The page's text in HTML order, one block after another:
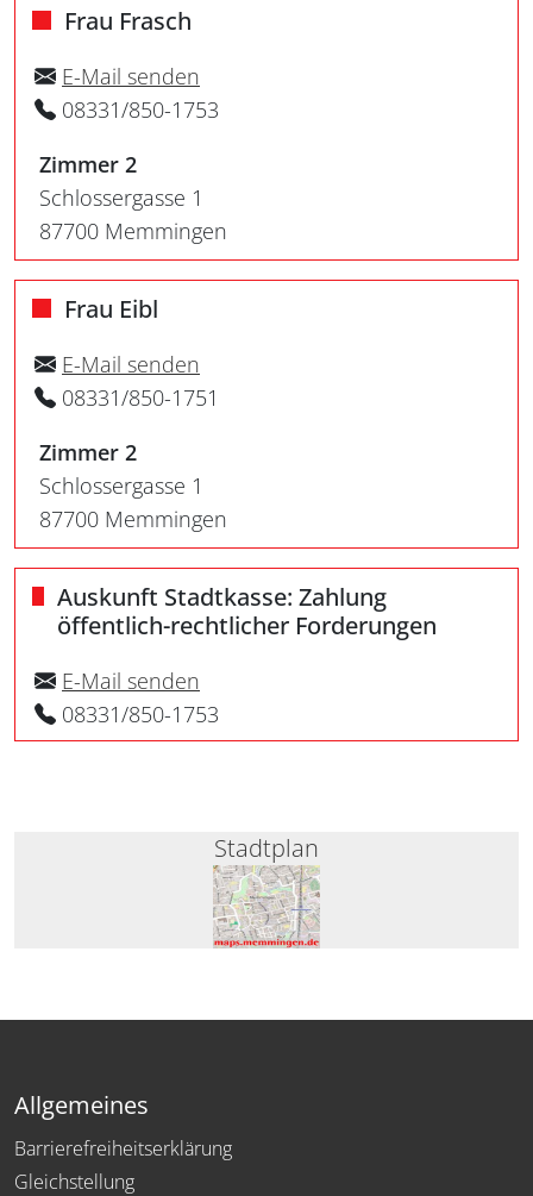
Frau Frasch
E-Mail senden
08331/850-1753
Zimmer 2
Schlossergasse 1
87700 Memmingen
Frau Eibl
E-Mail senden
08331/850-1751
Zimmer 2
Schlossergasse 1
87700 Memmingen
Auskunft Stadtkasse: Zahlung
öffentlich-rechtlicher Forderungen
E-Mail senden
08331/850-1753
Stadtplan
Allgemeines
Barrierefreiheitserklärung
Gleichstellung